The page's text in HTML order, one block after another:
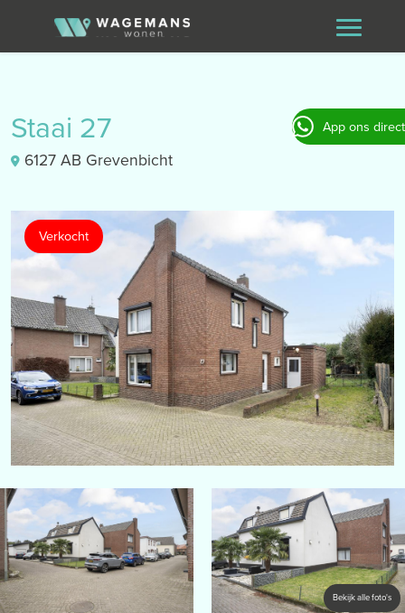
App ons direct
Staai 27
6127 AB Grevenbicht
Verkocht
Bekijk alle foto's